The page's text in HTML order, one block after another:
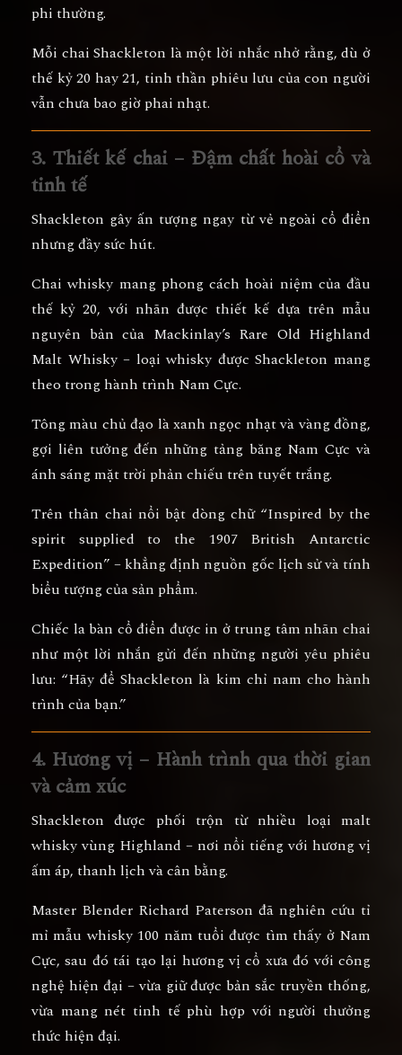
phi thường.
Mỗi chai Shackleton làmột lời nhắc nhở rằng, dù ở
thế kỷ 20 hay 21, tinh thần phiêu lưu của con người
vẫn chưa bao giờ phai nhạt.
3. Thiết kế chai – Đậm chất hoài cổ và
tinh tế
Shackleton gây ấn tượng ngay từ vẻ ngoài cổ điển
nhưng đầy sức hút.
Chai whisky mang phong cách hoài niệm của đầu
thế kỷ 20, với nhãn được thiết kế dựa trên mẫu
nguyên bản của Mackinlay’s Rare Old Highland
Malt Whisky – loại whisky được Shackleton mang
theo trong hành trình Nam Cực.
Tông màu chủ đạo làxanh ngọc nhạt và vàng đồng,
gợi liên tưởng đến những tảng băng Nam Cực và
ánh sáng mặt trời phản chiếu trên tuyết trắng.
Trên thân chai nổi bật dòng chữ “Inspired by the
spirit supplied to the 1907 British Antarctic
Expedition” – khẳng định nguồn gốc lịch sử và tính
biểu tượng của sản phẩm.
Chiếc la bàn cổ điển được in ở trung tâm nhãn chai
như một lời nhắn gửi đến những người yêu phiêu
lưu: “Hãy để Shackleton là kim chỉ nam cho hành
trình của bạn.”
4. Hương vị – Hành trình qua thời gian
và cảm xúc
Shackleton được phối trộn từ nhiều loại malt
whisky vùng Highland – nơi nổi tiếng với hương vị
ấm áp, thanh lịch và cân bằng.
Master Blender Richard Paterson đã nghiên cứu tỉ
mỉ mẫu whisky 100 năm tuổi được tìm thấy ở Nam
Cực, sau đótái tạo lại hương vị cổ xưa đó với công
nghệ hiện đại – vừa giữ được bản sắc truyền thống,
vừa mang nét tinh tế phù hợp với người thưởng
thức hiện đại.